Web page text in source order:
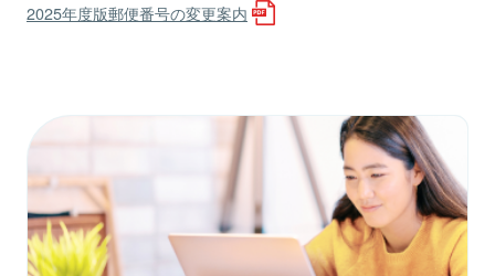
2025年度版郵便番号の変更案内